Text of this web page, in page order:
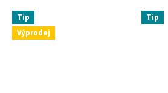
Tip
Výprodej
Tip